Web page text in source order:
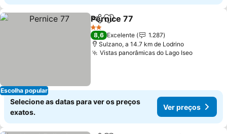
Escolha popular
PartilharAdicionar aos favoritos
Pernice 77
2 Estrelas
8,6 Excelente
1.287
Sulzano, a 14.7 km de Lodrino
Vistas panorâmicas do Lago IseoVer
Selecione as datas para ver os preços
exatos.
Ver preços